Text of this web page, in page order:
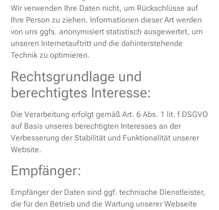
Wir verwenden Ihre Daten nicht, um Rückschlüsse auf
Ihre Person zu ziehen. Informationen dieser Art werden
von uns ggfs. anonymisiert statistisch ausgewertet, um
unseren Internetauftritt und die dahinterstehende
Technik zu optimieren.
Rechtsgrundlage und
berechtigtes Interesse:
Die Verarbeitung erfolgt gemäß Art. 6 Abs. 1 lit. f DSGVO
auf Basis unseres berechtigten Interesses an der
Verbesserung der Stabilität und Funktionalität unserer
Website.
Empfänger:
Empfänger der Daten sind ggf. technische Dienstleister,
die für den Betrieb und die Wartung unserer Webseite